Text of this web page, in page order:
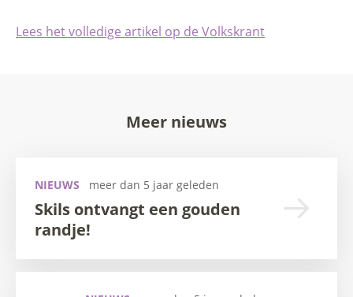
Lees het volledige artikel op de Volkskrant
Meer nieuws
NIEUWS meer dan 5 jaar geleden
Skils ontvangt een gouden
randje!